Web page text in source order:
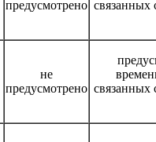
предусмотрено связанных
не
предусмотрено связанных